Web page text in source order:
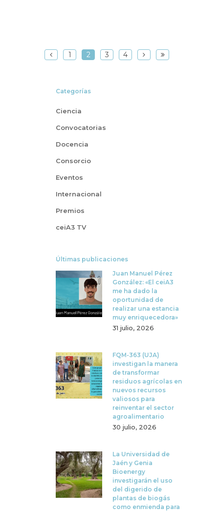
1 2 3 4
Categorías
Ciencia
Convocatorias
Docencia
Consorcio
Eventos
Internacional
Premios
ceiA3 TV
Últimas publicaciones
Juan Manuel Pérez
González: «El ceiA3
me ha dado la
oportunidad de
realizar una estancia
muy enriquecedora»
31 julio, 2026
FQM-363 (UJA)
investigan la manera
de transformar
residuos agrícolas en
nuevos recursos
valiosos para
reinventar el sector
agroalimentario
30 julio, 2026
La Universidad de
Jaén y Genia
Bioenergy
investigarán el uso
del digerido de
plantas de biogás
como enmienda para